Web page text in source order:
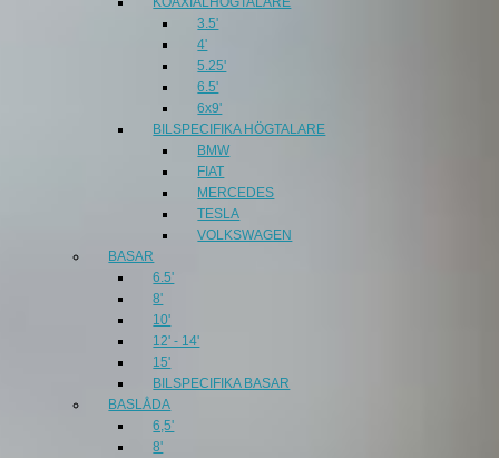
3.5'
4'
5.25'
6.5'
6x9'
BILSPECIFIKA HÖGTALARE
BMW
FIAT
MERCEDES
TESLA
VOLKSWAGEN
BASAR
6.5'
8'
10'
12' - 14'
15'
BILSPECIFIKA BASAR
BASLÅDA
6,5'
8'